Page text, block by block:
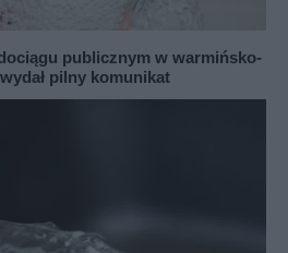
publicznym w warmińsko-
pilny komunikat